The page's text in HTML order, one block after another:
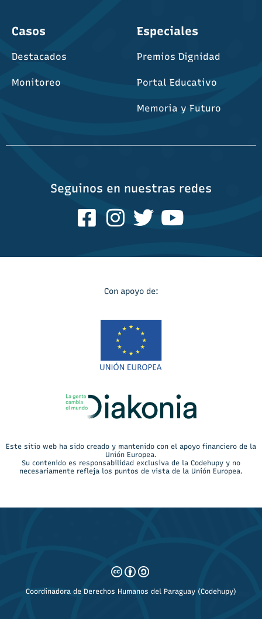
Casos
Destacados
Monitoreo
Especiales
Premios Dignidad
Portal Educativo
Memoria y Futuro
Seguinos en nuestras redes
Con apoyo de:
Este sitio web ha sido creado y mantenido con el apoyo financiero de la
Unión Europea.
Su contenido es responsabilidad exclusiva de la Codehupy y no
necesariamente refleja los puntos de vista de la Unión Europea.
Coordinadora de Derechos Humanos del Paraguay (Codehupy)